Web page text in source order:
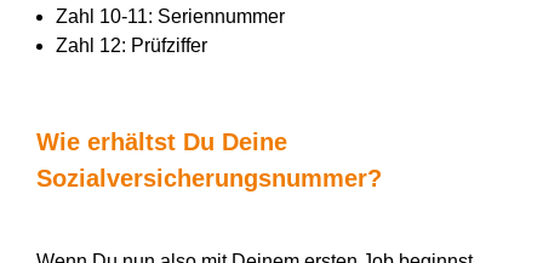
Zahl 10-11: Seriennummer
Zahl 12: Prüfziffer
Wie erhältst Du Deine
Sozialversicherungsnummer?